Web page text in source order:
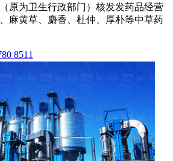
原为卫生行政部门）核发发药品经营
麻黄草、麝香、杜仲、厚朴等中草药
8511